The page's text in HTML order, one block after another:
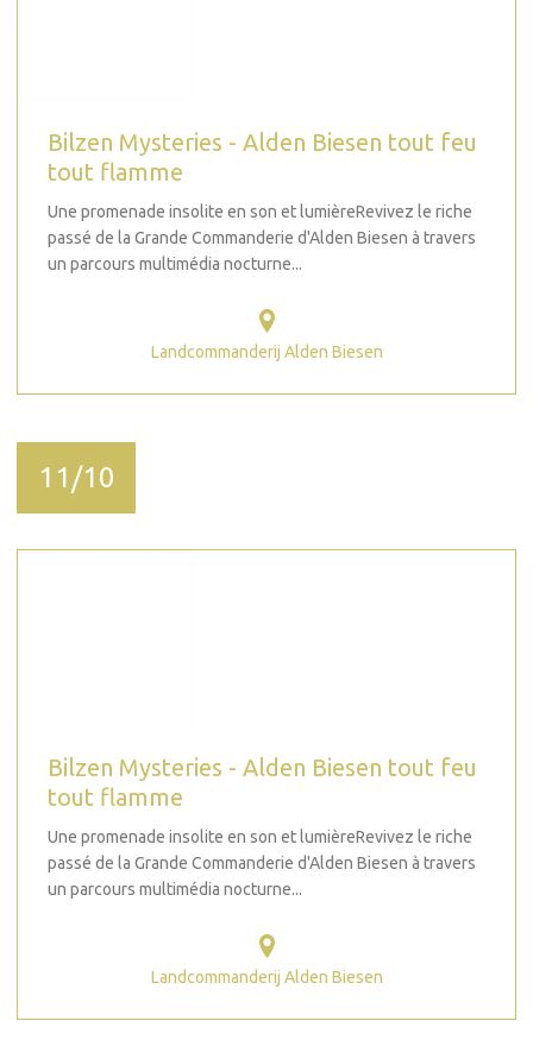
Bilzen Mysteries - Alden Biesen tout feu
tout flamme
Une promenade insolite en son et lumièreRevivez le riche
passé de la Grande Commanderie d'Alden Biesen à travers
un parcours multimédia nocturne...
Landcommanderij Alden Biesen
11/10
Bilzen Mysteries - Alden Biesen tout feu
tout flamme
Une promenade insolite en son et lumièreRevivez le riche
passé de la Grande Commanderie d'Alden Biesen à travers
un parcours multimédia nocturne...
Landcommanderij Alden Biesen